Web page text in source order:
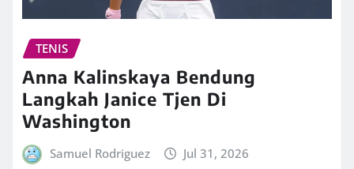
TENIS
Anna Kalinskaya Bendung
Langkah Janice Tjen Di
Washington
Samuel Rodriguez Jul 31, 2026